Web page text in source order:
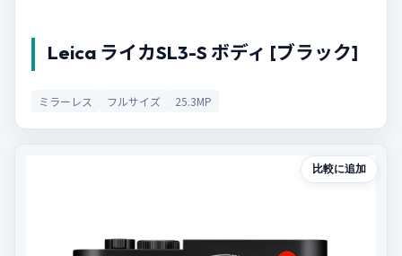
Leica ライカSL3-S ボディ [ブラック]
ミラーレス フルサイズ 25.3MP
比較に追加